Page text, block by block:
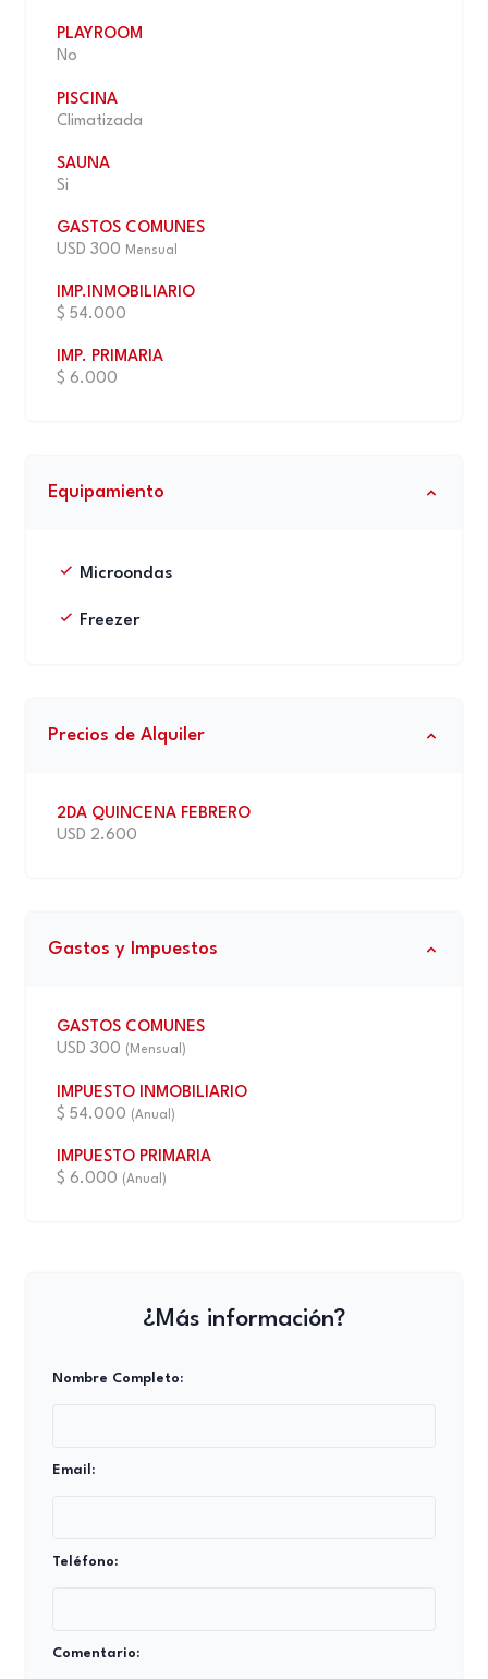
PLAYROOM
No
PISCINA
Climatizada
SAUNA
Si
GASTOS COMUNES
USD 300 Mensual
IMP.INMOBILIARIO
$ 54.000
IMP. PRIMARIA
$ 6.000
Equipamiento
Microondas
Freezer
Precios de Alquiler
2DA QUINCENA FEBRERO
USD 2.600
Gastos y Impuestos
GASTOS COMUNES
USD 300 (Mensual)
IMPUESTO INMOBILIARIO
$ 54.000 (Anual)
IMPUESTO PRIMARIA
$ 6.000 (Anual)
¿Más información?
Nombre Completo:
Email:
Teléfono:
Comentario: